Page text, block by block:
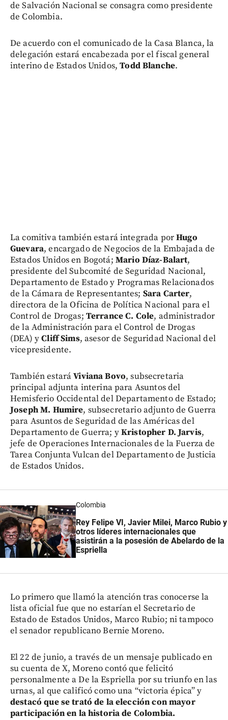
de Salvación Nacional se consagra como presidente
de Colombia.
De acuerdo con el comunicado de la Casa Blanca, la
delegación estará encabezada por el fiscal general
interino de Estados Unidos,Todd Blanche.
La comitiva también estará integrada porHugo
Guevara, encargado de Negocios de la Embajada de
Estados Unidos en Bogotá; Mario Díaz-Balart,
presidente del Subcomité de Seguridad Nacional,
Departamento de Estado y Programas Relacionados
de la Cámara de Representantes; Sara Carter,
directora de la Oficina de Política Nacional para el
Control de Drogas; Terrance C. Cole, administrador
de la Administración para el Control de Drogas
(DEA) yCliff Sims, asesor de Seguridad Nacional del
vicepresidente.
También estaráViviana Bovo, subsecretaria
principal adjunta interina para Asuntos del
Hemisferio Occidental del Departamento de Estado;
Joseph M. Humire, subsecretario adjunto de Guerra
para Asuntos de Seguridad de las Américas del
Departamento de Guerra; yKristopher D. Jarvis,
jefe de Operaciones Internacionales de la Fuerza de
Tarea Conjunta Vulcan del Departamento de Justicia
de Estados Unidos.
Colombia
Rey Felipe VI, Javier Milei, Marco Rubio y
otros líderes internacionales que
asistirán a la posesión de Abelardo de la
Espriella
Lo primero que llamó la atención tras conocerse la
lista oficial fue que no estarían el Secretario de
Estado de Estados Unidos, Marco Rubio; ni tampoco
el senador republicano Bernie Moreno.
El 22 de junio, a través de un mensaje publicado en
su cuenta de X, Moreno contó que felicitó
personalmente a De la Espriella por su triunfo en las
urnas, al que calificó como una “victoria épica” y
destacó que se trató de la elección con mayor
participación en la historia de Colombia.